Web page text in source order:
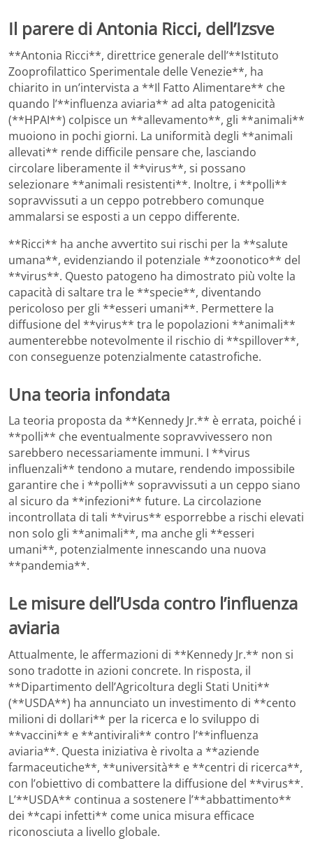
Il parere di Antonia Ricci, dell’Izsve
**Antonia Ricci**, direttrice generale dell’**Istituto
Zooprofilattico Sperimentale delle Venezie**, ha
chiarito in un’intervista a **Il Fatto Alimentare** che
quando l’**influenza aviaria** ad alta patogenicità
(**HPAI**) colpisce un **allevamento**, gli **animali**
muoiono in pochi giorni. La uniformità degli **animali
allevati** rende difficile pensare che, lasciando
circolare liberamente il **virus**, si possano
selezionare **animali resistenti**. Inoltre, i **polli**
sopravvissuti a un ceppo potrebbero comunque
ammalarsi se esposti a un ceppo differente.
**Ricci** ha anche avvertito sui rischi per la **salute
umana**, evidenziando il potenziale **zoonotico** del
**virus**. Questo patogeno ha dimostrato più volte la
capacità di saltare tra le **specie**, diventando
pericoloso per gli **esseri umani**. Permettere la
diffusione del **virus** tra le popolazioni **animali**
aumenterebbe notevolmente il rischio di **spillover**,
con conseguenze potenzialmente catastrofiche.
Una teoria infondata
La teoria proposta da **Kennedy Jr.** è errata, poiché i
**polli** che eventualmente sopravvivessero non
sarebbero necessariamente immuni. I **virus
influenzali** tendono a mutare, rendendo impossibile
garantire che i **polli** sopravvissuti a un ceppo siano
al sicuro da **infezioni** future. La circolazione
incontrollata di tali **virus** esporrebbe a rischi elevati
non solo gli **animali**, ma anche gli **esseri
umani**, potenzialmente innescando una nuova
**pandemia**.
Le misure dell’Usda contro l’influenza
aviaria
Attualmente, le affermazioni di **Kennedy Jr.** non si
sono tradotte in azioni concrete. In risposta, il
**Dipartimento dell’Agricoltura degli Stati Uniti**
(**USDA**) ha annunciato un investimento di **cento
milioni di dollari** per la ricerca e lo sviluppo di
**vaccini** e **antivirali** contro l’**influenza
aviaria**. Questa iniziativa è rivolta a **aziende
farmaceutiche**, **università** e **centri di ricerca**,
con l’obiettivo di combattere la diffusione del **virus**.
L’**USDA** continua a sostenere l’**abbattimento**
dei **capi infetti** come unica misura efficace
riconosciuta a livello globale.